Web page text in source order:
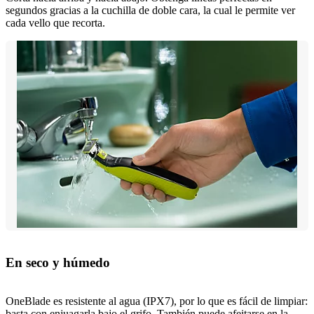
segundos gracias a la cuchilla de doble cara, la cual le permite ver
cada vello que recorta.
En seco y húmedo
OneBlade es resistente al agua (IPX7), por lo que es fácil de limpiar: